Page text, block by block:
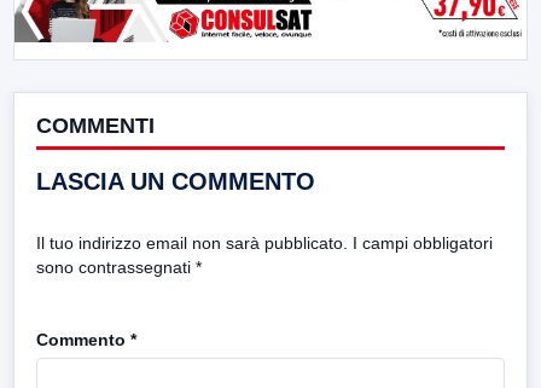
COMMENTI
LASCIA UN COMMENTO
Il tuo indirizzo email non sarà pubblicato. I campi obbligatori
sono contrassegnati *
Commento *